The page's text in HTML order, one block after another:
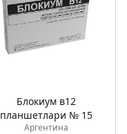
Блокиум в12
планшетлари № 15
Аргентина